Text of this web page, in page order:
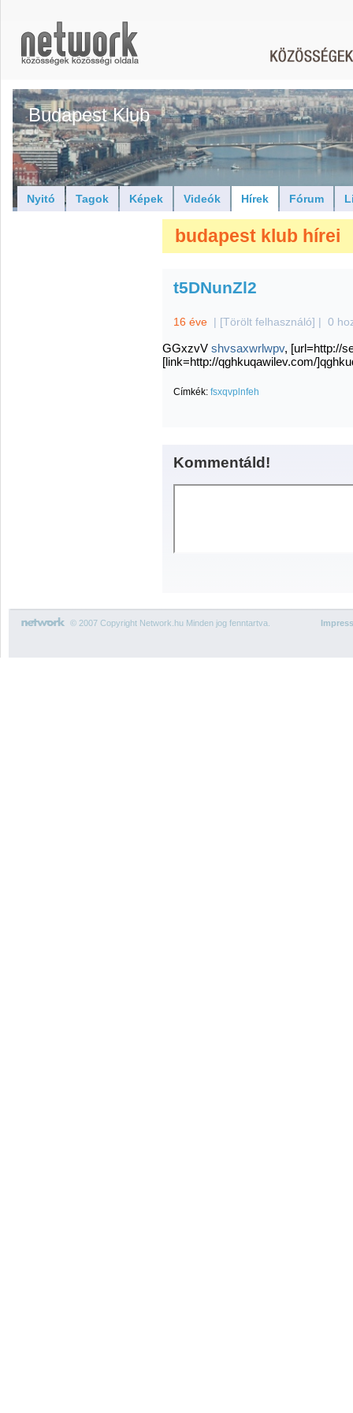
Budapest Klub
Nyitó Tagok Képek Videók Hírek Fórum
budapest klub hírei
t5DNunZl2
16 éve | [Törölt felhasználó] | 0
GGxzvV shvsaxwrlwpv, [url=http://
[link=http://qghkuqawilev.com/
Címkék: fsxqvplnfeh
Kommentáld!
© 2007 Copyright Network.hu Minden jog fenntartva.